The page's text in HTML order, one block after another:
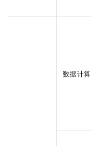
数据计算